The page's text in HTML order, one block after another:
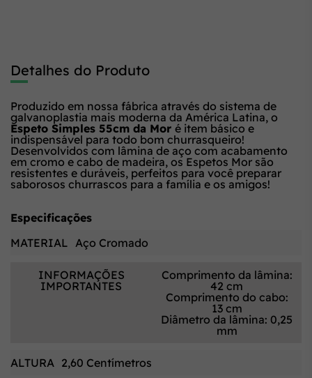
Detalhes do Produto
Produzido em nossa fábrica através do sistema de
galvanoplastia mais moderna da América Latina, o
Espeto Simples 55cm da Mor é item básico e
indispensável para todo bom churrasqueiro!
Desenvolvidos com lâmina de aço com acabamento
em cromo e cabo de madeira, os Espetos Mor são
resistentes e duráveis, perfeitos para você preparar
saborosos churrascos para a família e os amigos!
Especificações
MATERIAL Aço Cromado
INFORMAÇÕES
IMPORTANTES
Comprimento da lâmina:
42 cm
Comprimento do cabo:
13 cm
Diâmetro da lâmina: 0,25
mm
ALTURA 2,60 Centímetros